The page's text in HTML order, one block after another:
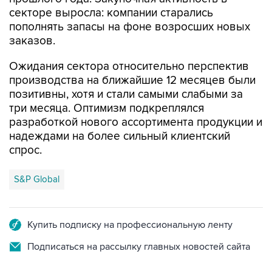
заказов.
Ожидания сектора относительно перспектив
позитивны, хотя и стали самыми слабыми за
три месяца. Оптимизм подкреплялся
разработкой нового ассортимента продукции и
надеждами на более сильный клиентский
спрос.
S&P Global
Подписаться на рассылку главных новостей сайта
Получать оперативные новости в официальном